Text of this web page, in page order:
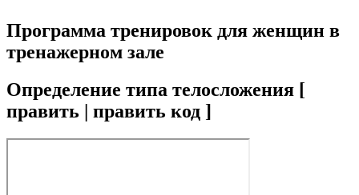
Программа тренировок для женщин в
тренажерном зале
Определение типа телосложения [
править | править код ]